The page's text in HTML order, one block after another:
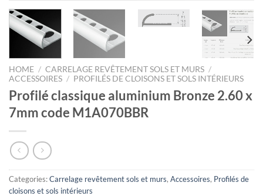
HOME / CARRELAGE REVÊTEMENT SOLS ET MURS /
ACCESSOIRES / PROFILÉS DE CLOISONS ET SOLS INTÉRIEURS
Profilé classique aluminium Bronze 2.60 x
7mm code M1A070BBR
Categories:Carrelage revêtement sols et murs, Accessoires, Profilés de
cloisons et sols intérieurs